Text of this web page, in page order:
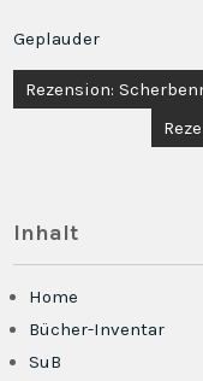
Geplauder
Rezension:
Inhalt
Home
Bücher-Inventar
SuB